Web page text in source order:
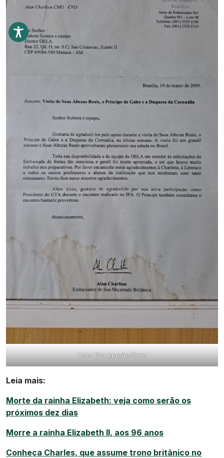
Foto: Divulgação/Oela
Leia mais:
Morte da rainha Elizabeth: veja como serão os
próximos dez dias
Morre a rainha Elizabeth II, aos 96 anos
Conheça Charles, que assume trono britânico no